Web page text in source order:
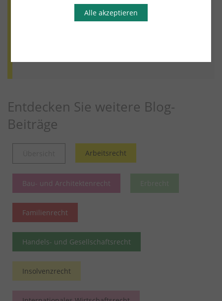
ARBER|seminare
Keine Erstattung einer
Personalvermittlungsprovision durch den
Entdecken Sie weitere Blog-
Beiträge
Arbeitsrecht
Bau- und Architektenrecht
Familienrecht
Handels- und Gesellschaftsrecht
Insolvenzrecht
Alle akzeptieren